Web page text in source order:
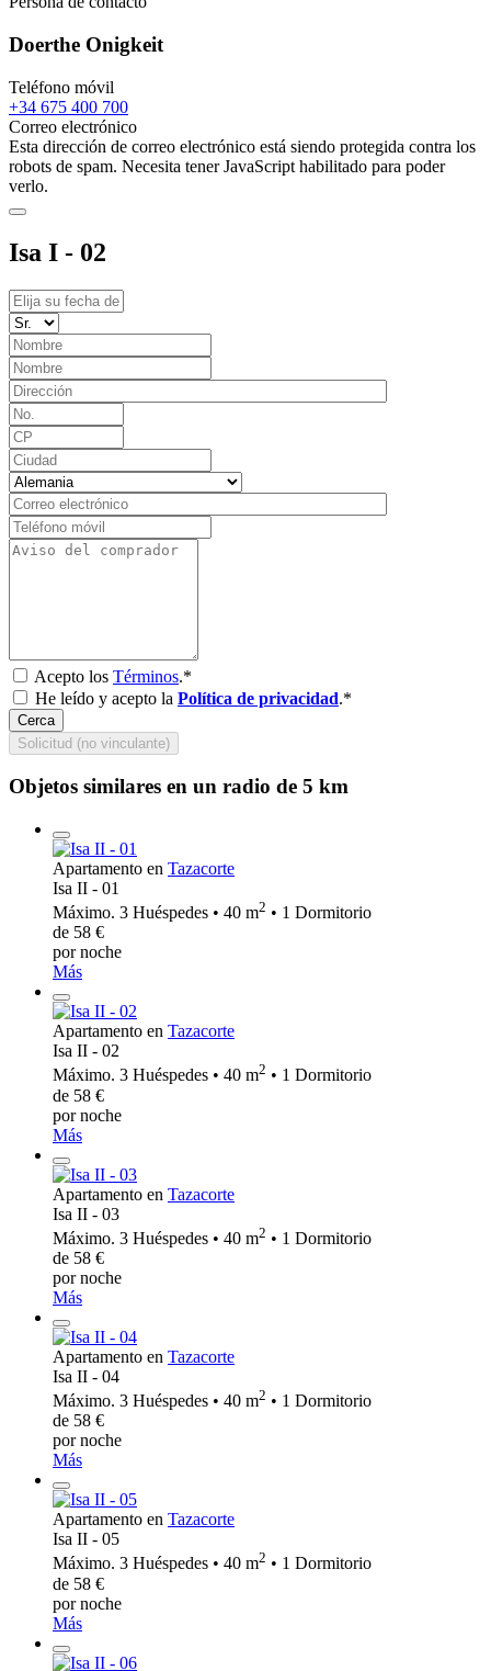
Doerthe Onigkeit
Teléfono móvil
+34 675 400 700
Correo electrónico
Esta dirección de correo electrónico está siendo protegida contra los
robots de spam. Necesita tener JavaScript habilitado para poder
verlo.
Isa I - 02
Acepto los Términos.*
He leído y acepto la Política de privacidad.*
Cerca
Solicitud (no vinculante)
Objetos similares en un radio de 5 km
Apartamento en Tazacorte
Isa II - 01
Máximo. 3 Huéspedes • 40 m2 • 1 Dormitorio
de 58 €
por noche
Más
Apartamento en Tazacorte
Isa II - 02
Máximo. 3 Huéspedes • 40 m2 • 1 Dormitorio
de 58 €
por noche
Más
Apartamento en Tazacorte
Isa II - 03
Máximo. 3 Huéspedes • 40 m2 • 1 Dormitorio
de 58 €
por noche
Más
Apartamento en Tazacorte
Isa II - 04
Máximo. 3 Huéspedes • 40 m2 • 1 Dormitorio
de 58 €
por noche
Más
Apartamento en Tazacorte
Isa II - 05
Máximo. 3 Huéspedes • 40 m2 • 1 Dormitorio
de 58 €
por noche
Más